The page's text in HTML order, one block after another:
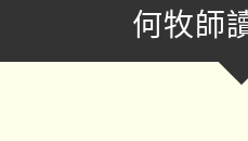
何牧師